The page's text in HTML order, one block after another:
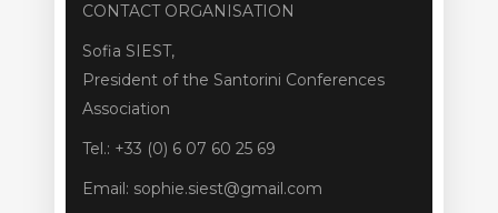
CONTACT ORGANISATION
Sofia SIEST,
President of the Santorini Conferences
Association
Tel.: +33 (0) 6 07 60 25 69
Email: sophie.siest@gmail.com